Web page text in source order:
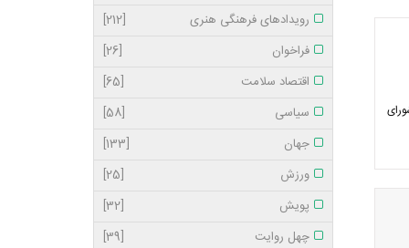
رویدادهای فرهنگی هنری
[212]
فراخوان
[26]
اقتصاد سلامت
[65]
سیاسی
[58]
جهان
[133]
ورزش
[25]
پویش
[32]
چهل روایت
[39]